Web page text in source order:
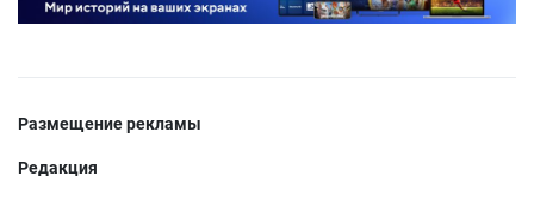
Размещение рекламы
Редакция